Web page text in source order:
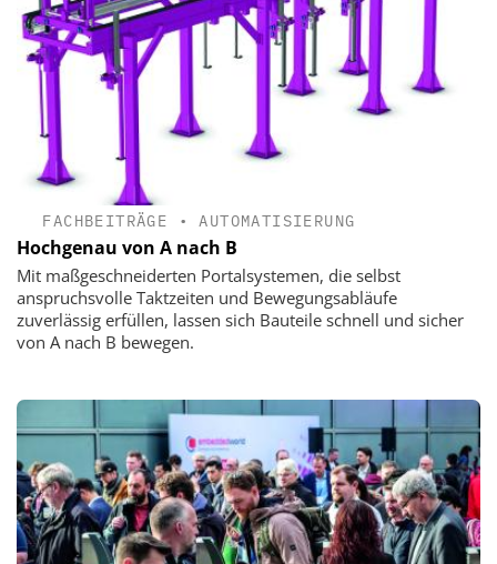
FACHBEITRÄGE •AUTOMATISIERUNG
Hochgenau von A nach B
Mit maßgeschneiderten Portalsystemen, die selbst
anspruchsvolle Taktzeiten und Bewegungsabläufe
zuverlässig erfüllen, lassen sich Bauteile schnell und sicher
von A nach B bewegen.